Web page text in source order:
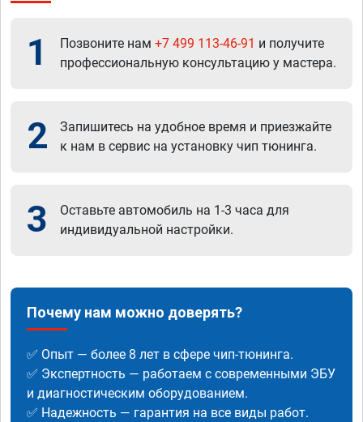
1 Позвоните нам +7 499 113-46-91 и получите
профессиональную консультацию у мастера.
2
Запишитесь на удобное время и приезжайте
к нам в сервис на установку чип тюнинга.
3
Оставьте автомобиль на 1-3 часа для
индивидуальной настройки.
Почему нам можно доверять?
✅ Опыт — более 8 лет в сфере чип-тюнинга.
✅ Экспертность — работаем с современными ЭБУ
и диагностическим оборудованием.
✅ Надежность — гарантия на все виды работ.